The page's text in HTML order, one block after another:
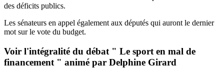
des déficits publics.
Les sénateurs en appel également aux députés qui auront le dernier
mot sur le vote du budget.
Voir l'intégralité du débat " Le sport en mal de
financement " animé par Delphine Girard